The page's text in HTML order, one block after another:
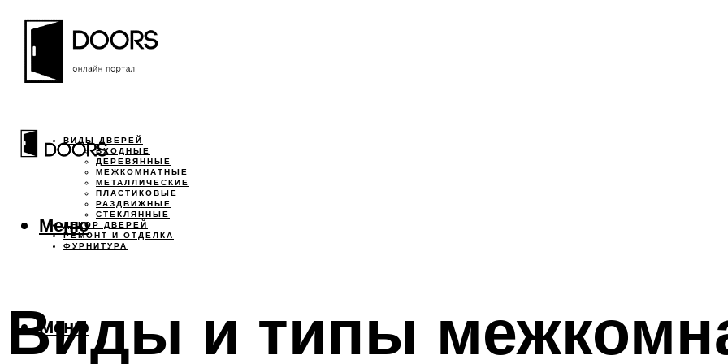
ВИДЫ ДВЕРЕЙ
ВХОДНЫЕ
ДЕРЕВЯННЫЕ
МЕЖКОМНАТНЫЕ
МЕТАЛЛИЧЕСКИЕ
ПЛАСТИКОВЫЕ
РАЗДВИЖНЫЕ
СТЕКЛЯННЫЕ
ДЕКОР ДВЕРЕЙ
РЕМОНТ И ОТДЕЛКА
ФУРНИТУРА
Меню
Меню
Виды и типы